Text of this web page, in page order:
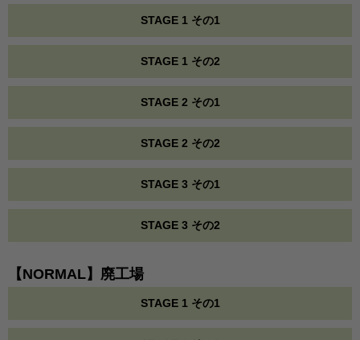
STAGE 1 その1
STAGE 1 その2
STAGE 2 その1
STAGE 2 その2
STAGE 3 その1
STAGE 3 その2
【NORMAL】廃工場
STAGE 1 その1